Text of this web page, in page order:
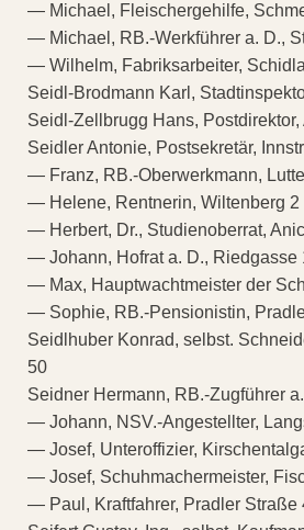
— Michael, Fleischergehilfe,
— Michael, RB.-Werkführer a. D.,
— Wilhelm, Fabriksarbeiter,
Seidl-Brodmann Karl,
Seidl-Zellbrugg Hans,
Seidler Antonie, Postsekretär,
— Franz, RB.-Oberwerkmann,
— Helene, Rentnerin, Wiltenberg 2
— Herbert, Dr., Studienoberrat,
— Johann, Hofrat a. D., Riedgasse
— Max, Hauptwachtmeister der
— Sophie, RB.-Pensionistin,
Seidlhuber Konrad, selbst.
50
Seidner Hermann, RB.-Zugführer
— Johann, NSV.-Angestellter,
— Josef, Unteroffizier,
— Josef, Schuhmachermeister,
— Paul, Kraftfahrer, Pradler Straße